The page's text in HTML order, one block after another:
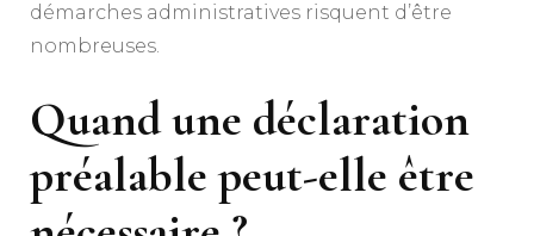
démarches administratives risquent d’être
nombreuses.
Quand une déclaration
préalable peut-elle être